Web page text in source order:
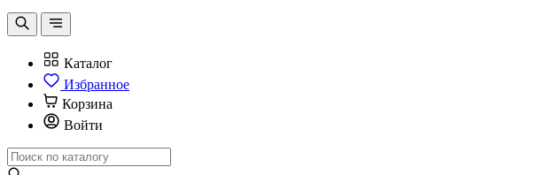
Каталог
Избранное
Корзина
Войти